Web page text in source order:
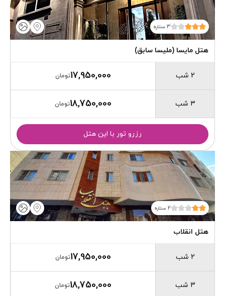
3 ستاره
هتل مایسا (ملیسا سابق)
2 شب
3 شب
17,950,000تومان
18,750,000تومان
رزرو تور با این هتل
2 ستاره
هتل انقلاب
2 شب
3 شب
17,950,000تومان
18,750,000تومان